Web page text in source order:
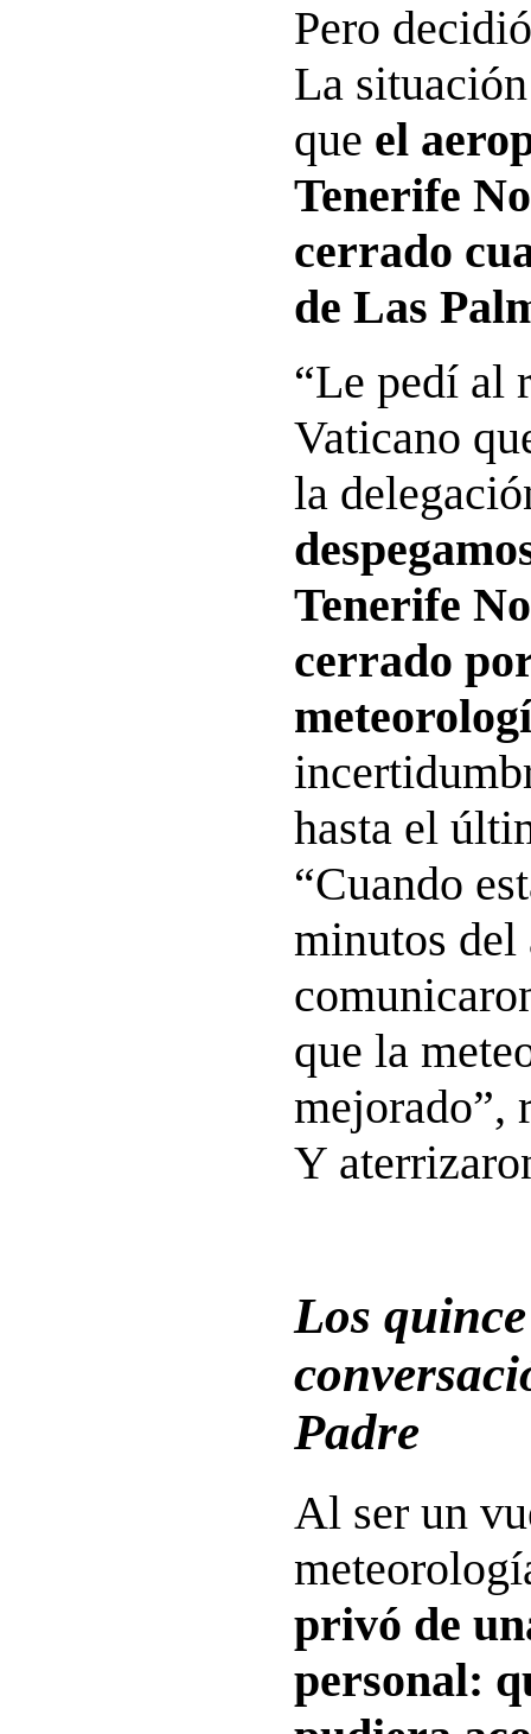
Pero
La
que el
Tenerife
cerrado
de Las
“Le pedí al
Vaticano
la
Tenerife
cerrado
hasta el
“Cuando
minutos del
que la
mejorado”,
Y
Los
Padre
Al ser un
privó de
personal: